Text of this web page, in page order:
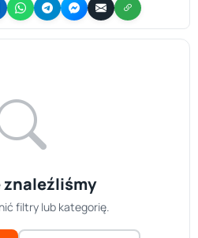
znaleźliśmy
filtry lub kategorię.